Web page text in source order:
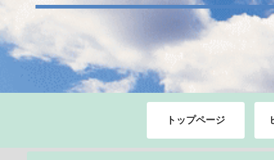
トップページ